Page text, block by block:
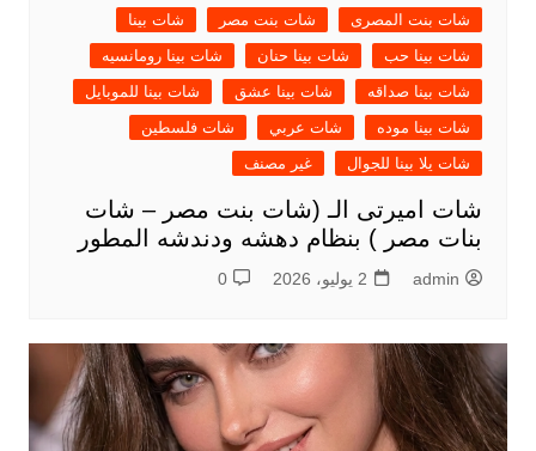
شات بنت المصرى
شات بنت مصر
شات بينا
شات بينا حب
شات بينا حنان
شات بينا رومانسيه
شات بينا صداقه
شات بينا عشق
شات بينا للموبايل
شات بينا موده
شات عربي
شات فلسطين
شات يلا بينا للجوال
غير مصنف
شات اميرتى الـ (شات بنت مصر – شات
بنات مصر ) بنظام دهشه ودندشه المطور
admin 2 يوليو، 2026 0